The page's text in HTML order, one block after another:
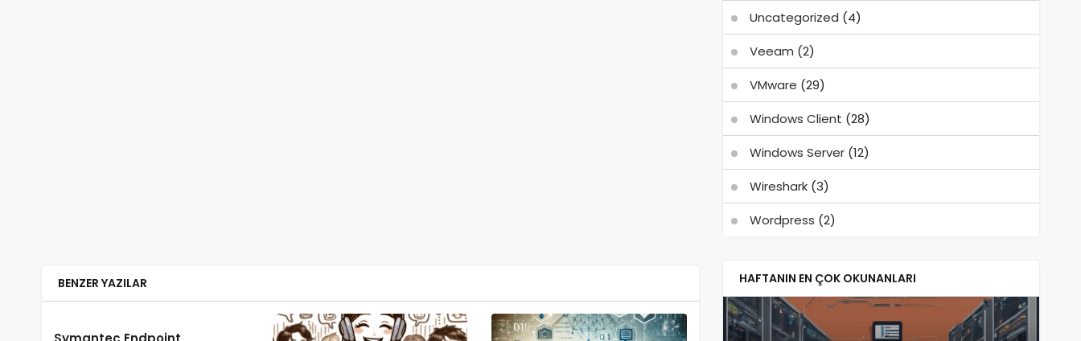
BENZER YAZILAR
Uncategorized (4)
Veeam (2)
VMware (29)
Windows Client (28)
Windows Server(12)
Wireshark(3)
Wordpress (2)
HAFTANIN EN ÇOK OKUNANLARI